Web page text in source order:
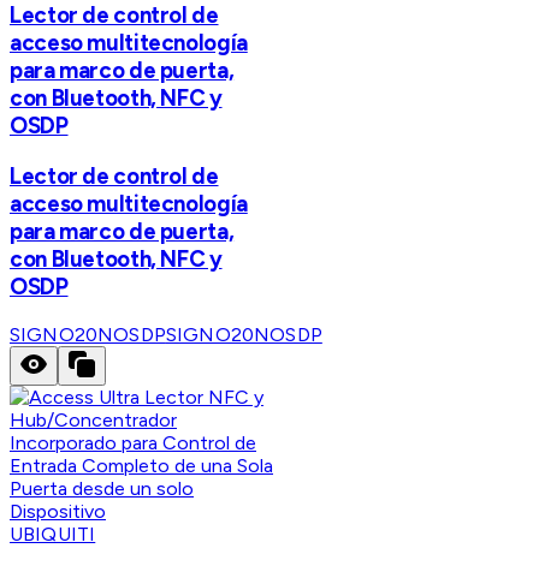
Lector de control de
acceso multitecnología
para marco de puerta,
con Bluetooth, NFC y
OSDP
Lector de control de
acceso multitecnología
para marco de puerta,
con Bluetooth, NFC y
OSDP
SIGNO20NOSDPSIGNO20NOSDP
UBIQUITI